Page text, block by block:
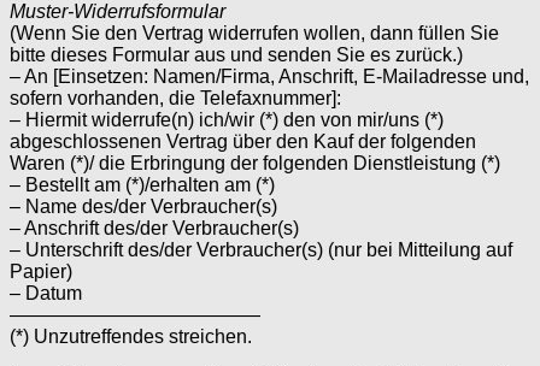
Muster-Widerrufsformular
(Wenn Sie den Vertrag widerrufen wollen, dann füllen Sie
bitte dieses Formular aus und senden Sie es zurück.)
– An [Einsetzen: Namen/Firma, Anschrift, E-Mailadresse und,
sofern vorhanden, die Telefaxnummer]:
– Hiermit widerrufe(n) ich/wir (*) den von mir/uns (*)
abgeschlossenen Vertrag über den Kauf der folgenden
Waren (*)/ die Erbringung der folgenden Dienstleistung (*)
– Bestellt am (*)/erhalten am (*)
– Name des/der Verbraucher(s)
– Anschrift des/der Verbraucher(s)
– Unterschrift des/der Verbraucher(s) (nur bei Mitteilung auf
Papier)
– Datum
—————————————
(*) Unzutreffendes streichen.